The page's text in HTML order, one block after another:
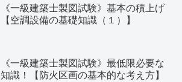
《一級建築士製図試験》基本の積上げ
【空調設備の基礎知識（１）】
《一級建築士製図試験》最低限必要な
知識！【防火区画の基本的な考え方】